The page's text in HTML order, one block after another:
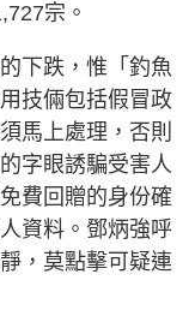
宗。
下跌，惟「釣魚
技倆包括假冒政
馬上處理，否則
字眼誘騙受害人
費回贈的身份確
資料。鄧炳強呼
，莫點擊可疑連